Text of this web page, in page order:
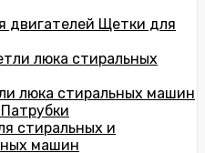
Щетки для
люка стиральных машин
Патрубки